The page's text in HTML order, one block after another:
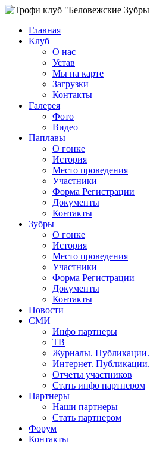
Главная
Клуб
О нас
Устав
Мы на карте
Загрузки
Контакты
Галерея
Фото
Видео
Паплавы
О гонке
История
Место проведения
Участники
Форма Регистрации
Документы
Контакты
Зубры
О гонке
История
Место проведения
Участники
Форма Регистрации
Документы
Контакты
Новости
СМИ
Инфо партнеры
ТВ
Журналы. Публикации.
Интернет. Публикации.
Отчеты участников
Стать инфо партнером
Партнеры
Наши партнеры
Стать партнером
Форум
Контакты